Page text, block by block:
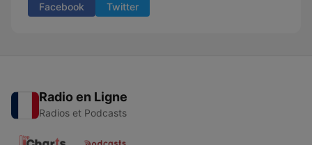
Facebook Twitter
Radio en Ligne
Radios et Podcasts